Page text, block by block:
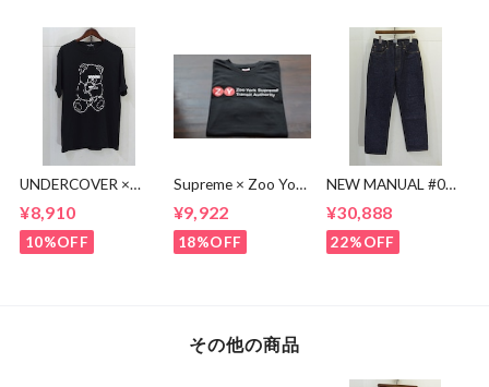
UNDERCOVER ×
KAWAMURA BEAR
TEE
¥8,910
10%OFF
Supreme × Zoo York
¥9,922
18%OFF
NEW MANUAL #017
JEANS / OW
¥30,888
22%OFF
その他の商品